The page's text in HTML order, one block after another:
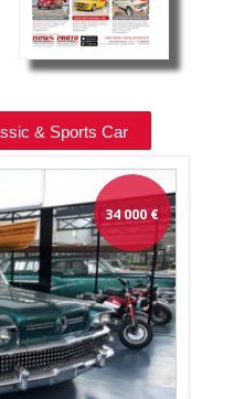
& Sports Car
34 000 €